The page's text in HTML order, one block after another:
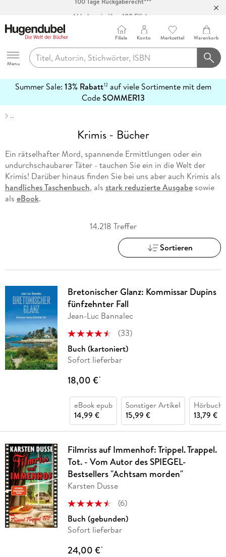
Abholung in über 100 Filialen
Hugendubel
Menu
Filiale Konto Merkzettel Warenkorb
Summer Sale: 13% Rabatt12auf viele Sortimente mit dem
CodeSOMMER13
erfahren
…
Krimis - Bücher
Ein rätselhafter Mord, spannende Ermittlungen oder ein
undurchschaubarer Täter - tauchen Sie ein in die Welt der
Krimis! Darüber hinaus finden Sie bei uns aber auch Krimis als
handliches Taschenbuch, als stark reduzierte Ausgabesowie
als eBook.
14.218 Treffer
Sortieren
Bretonischer Glanz: Kommissar Dupins
fünfzehnter Fall
Jean-Luc Bannalec
(33)
Buch (kartoniert)
Sofort lieferbar
18,00 €*
eBook epub
14,99 €
Sonstiger Artikel
15,99 €
Hörbuch
13,79 €
Filmriss auf Immenhof: Trippel. Trappel.
Tot. - Vom Autor des SPIEGEL-
Bestsellers "Achtsam morden"
Karsten Dusse
(6)
Buch (gebunden)
Sofort lieferbar
24,00 €*